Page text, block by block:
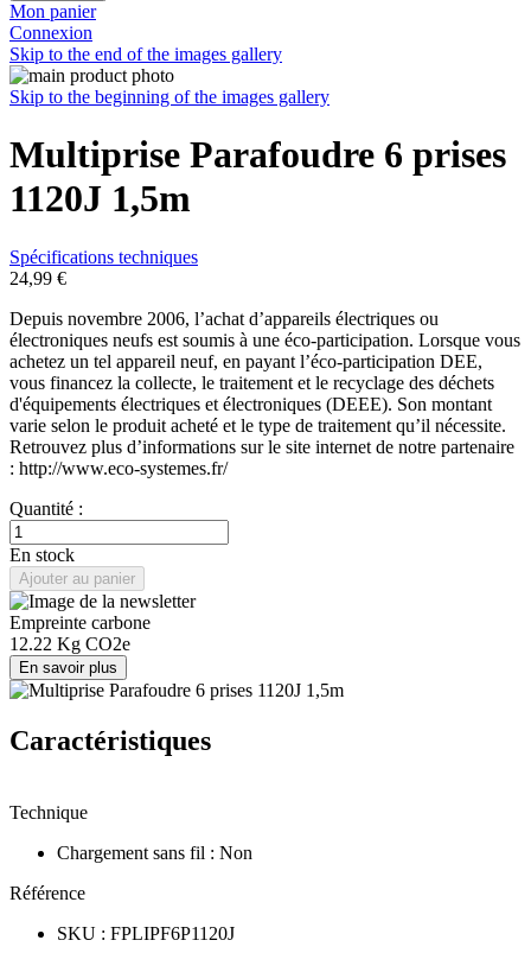
Mon panier
Connexion
Skip to the end of the images gallery
Skip to the beginning of the images gallery
Multiprise Parafoudre 6 prises
1120J 1,5m
Spécifications techniques
24,99 €
Depuis novembre 2006, l’achat d’appareils électriques ou
électroniques neufs est soumis à une éco-participation. Lorsque vous
achetez un tel appareil neuf, en payant l’éco-participation DEE,
vous financez la collecte, le traitement et le recyclage des déchets
d'équipements électriques et électroniques (DEEE). Son montant
varie selon le produit acheté et le type de traitement qu’il nécessite.
Retrouvez plus d’informations sur le site internet de notre partenaire
: http://www.eco-systemes.fr/
Quantité :
En stock
Ajouter au panier
Empreinte carbone
12.22 Kg CO2e
En savoir plus
Caractéristiques
Technique
Chargement sans fil : Non
Référence
SKU : FPLIPF6P1120J